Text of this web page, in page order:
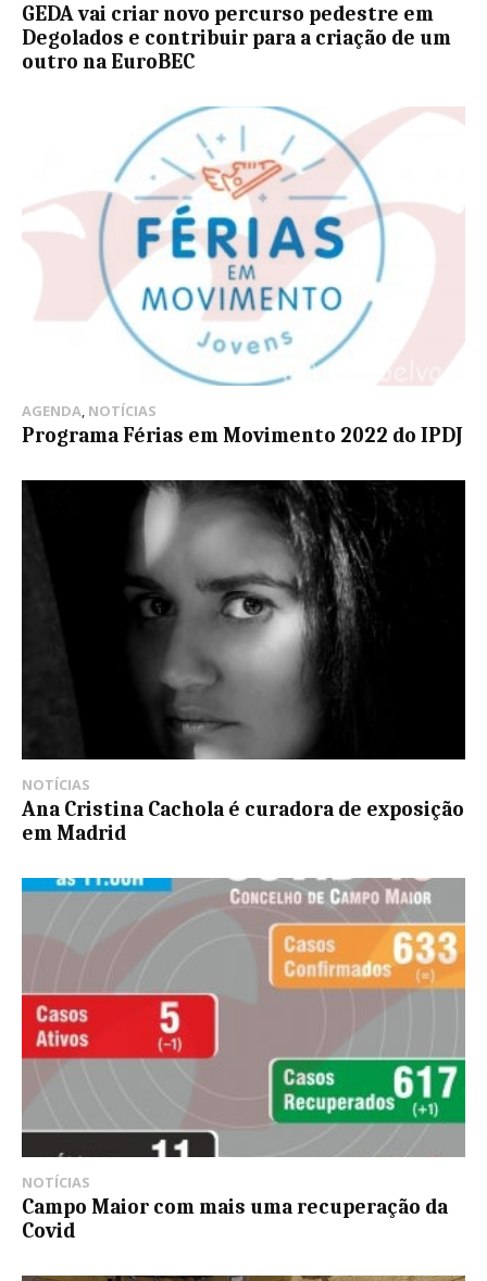
GEDA vai criar novo percurso pedestre em
Degolados e contribuir para a criação de um
outro na EuroBEC
AGENDA, NOTÍCIAS
Programa Férias em Movimento 2022 do IPDJ
NOTÍCIAS
Ana Cristina Cachola é curadora de exposição
em Madrid
NOTÍCIAS
Campo Maior com mais uma recuperação da
Covid